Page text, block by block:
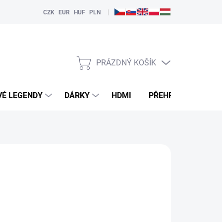
CZK EUR HUF PLN |
NÁKUPNÍ
PRÁZDNÝ KOŠÍK
LEGENDY DÁRKY HDMI PŘEHRÁVAČE